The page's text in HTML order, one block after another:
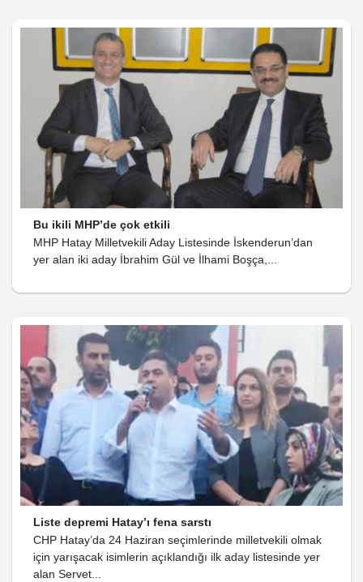
Bu ikili MHP’de çok etkili
MHP Hatay Milletvekili Aday Listesinde İskenderun’dan
yer alan iki aday İbrahim Gül ve İlhami Boşça,...
Liste depremi Hatay’ı fena sarstı
CHP Hatay’da 24 Haziran seçimlerinde milletvekili olmak
için yarışacak isimlerin açıklandığı ilk aday listesinde yer
alan Servet...